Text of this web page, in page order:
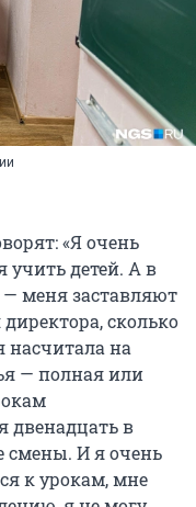
«Я очень
учить детей. А в
меня заставляют
сколько
насчитала на
— полная или
двенадцать в
смены. И я очень
к урокам, мне